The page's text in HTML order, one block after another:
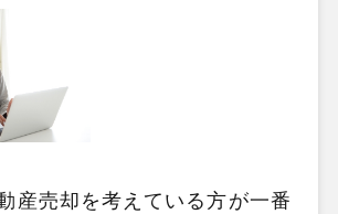
産売却を考えている方が一番